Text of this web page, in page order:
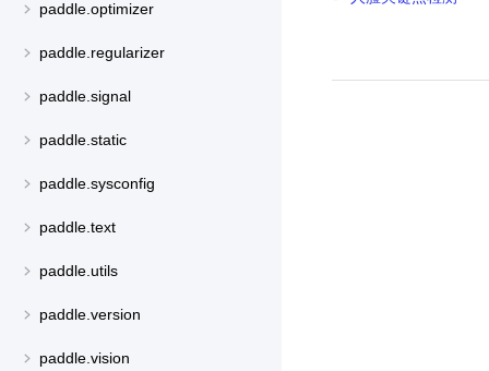
paddle.optimizer
paddle.regularizer
paddle.signal
paddle.static
paddle.sysconfig
paddle.text
paddle.utils
paddle.version
paddle.vision